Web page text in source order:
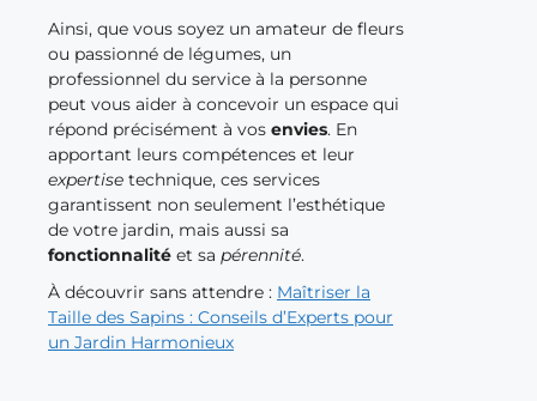
Ainsi, que vous soyez un amateur de fleurs
ou passionné de légumes, un
professionnel du service à la personne
peut vous aider à concevoir un espace qui
répond précisément à vos envies. En
apportant leurs compétences et leur
expertise technique, ces services
garantissent non seulement l’esthétique
de votre jardin, mais aussi sa
fonctionnalité et sa pérennité.
À découvrir sans attendre : Maîtriser la
Taille des Sapins : Conseils d’Experts pour
un Jardin Harmonieux